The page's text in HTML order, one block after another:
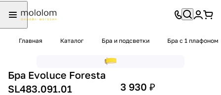
Главная Каталог Бра и подсветки Бра с 1 плафоном
Бра Evoluce Foresta
SL483.091.01
3 930 ₽